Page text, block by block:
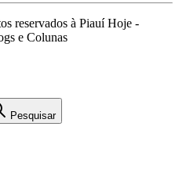
reservados à Piauí Hoje -
e Colunas
Pesquisar